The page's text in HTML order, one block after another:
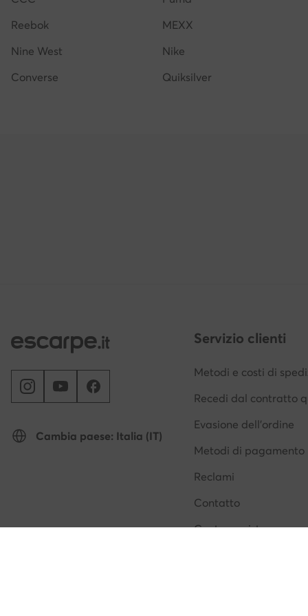
Reebok
MEXX
Nine West
Nike
Converse
Quiksilver
Cambia paese: Italia (IT)
Servizio clienti
Metodi e costi di
Recedi dal contratto
Evasione dell'ordine
Metodi di pagamento
Reclami
Contatto
Centro assistenza